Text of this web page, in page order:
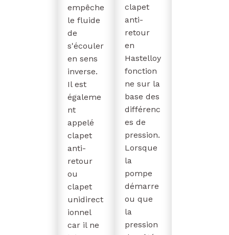
empêche
le fluide
de
s'écouler
en sens
inverse.
Il est
égaleme
nt
appelé
clapet
anti-
retour
ou
clapet
unidirect
ionnel
car il ne
clapet
anti-
retour
en
Hastelloy
fonction
ne sur la
base des
différenc
es de
pression.
Lorsque
la
pompe
démarre
ou que
la
pression